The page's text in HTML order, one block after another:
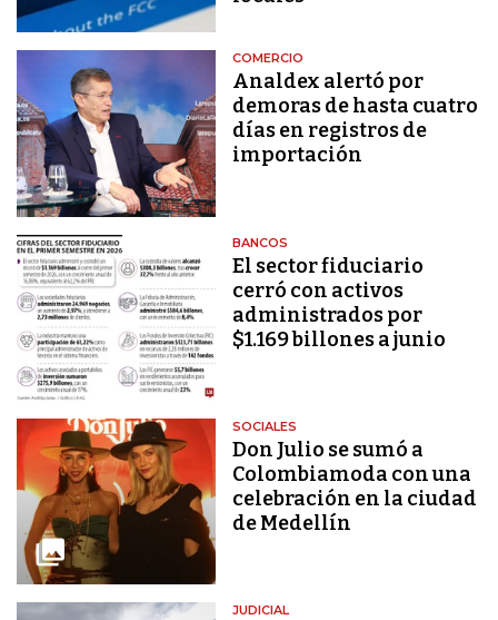
COMERCIO
Analdex alertó por
demoras de hasta cuatro
días en registros de
importación
BANCOS
El sector fiduciario
cerró con activos
administrados por
$1.169 billones a junio
SOCIALES
Don Julio se sumó a
Colombiamoda con una
celebración en la ciudad
de Medellín
JUDICIAL